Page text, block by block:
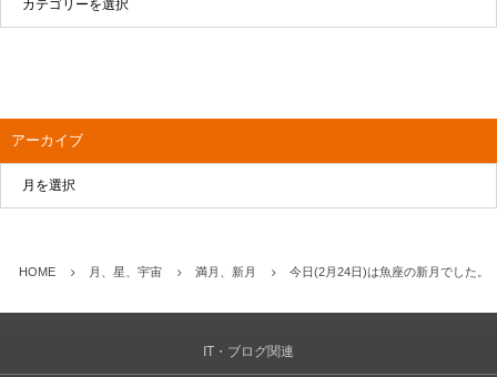
アーカイブ
HOME 月、星、宇宙 満月、新月 今日(2月24日)は魚座の新月でした。
IT・ブログ関連